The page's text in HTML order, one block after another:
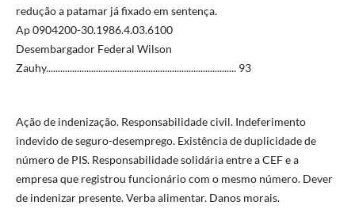
redução a patamar já fixado em sentença.
Ap 0904200-30.1986.4.03.6100
Desembargador Federal Wilson
Zauhy................................................................................ 93
Ação de indenização. Responsabilidade civil. Indeferimento
indevido de seguro-desemprego. Existência de duplicidade de
número de PIS. Responsabilidade solidária entre a CEF e a
empresa que registrou funcionário com o mesmo número. Dever
de indenizar presente. Verba alimentar. Danos morais.